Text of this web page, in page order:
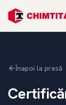
Înapoi la presă